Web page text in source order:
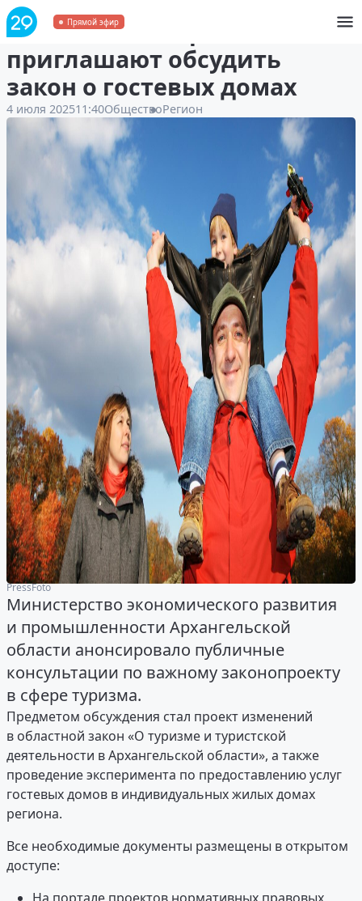
Прямой эфир
Жителей Поморья
приглашают обсудить
закон о гостевых домах
4 июля 202511:40ОбществоРегион
PressFoto
Министерство экономического развития
и промышленности Архангельской
области анонсировало публичные
консультации по важному законопроекту
в сфере туризма.
Предметом обсуждения стал проект изменений
в областной закон «О туризме и туристской
деятельности в Архангельской области», а также
проведение эксперимента по предоставлению услуг
гостевых домов в индивидуальных жилых домах
региона.
Все необходимые документы размещены в открытом
доступе: